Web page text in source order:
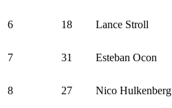
6 18 Lance Stroll
7 31 Esteban Ocon
8 27 Nico Hulkenberg